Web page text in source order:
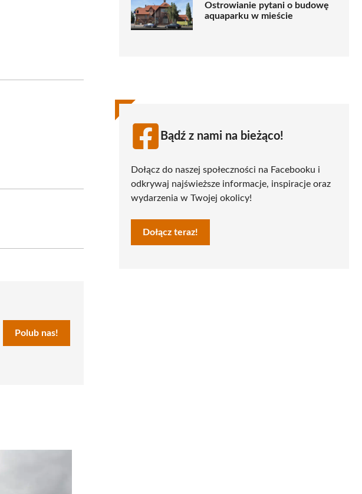
Polub nas!
Ostrowianie pytani o budowę
aquaparku w mieście
Bądź z nami na bieżąco!
Dołącz do naszej społeczności na Facebooku i
odkrywaj najświeższe informacje, inspiracje oraz
wydarzenia w Twojej okolicy!
Dołącz teraz!